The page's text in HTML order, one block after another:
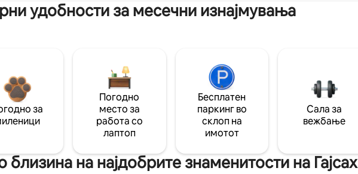
удобности за месечни изнајмувања
за
Погодно
место за
работа со
лаптоп
Бесплатен
паркинг во
склоп на
имотот
Сала за
вежбање
близина на најдобрите знаменитости на Гајсах